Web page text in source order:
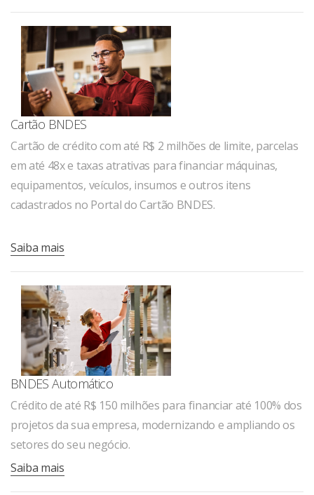
Cartão BNDES
Cartão de crédito com até R$ 2 milhões de limite, parcelas
em até 48x e taxas atrativas para financiar máquinas,
equipamentos, veículos, insumos e outros itens
cadastrados no Portal do Cartão BNDES.
Saiba mais
BNDES Automático
Crédito de até R$ 150 milhões para financiar até 100% dos
projetos da sua empresa, modernizando e ampliando os
setores do seu negócio.
Saiba mais